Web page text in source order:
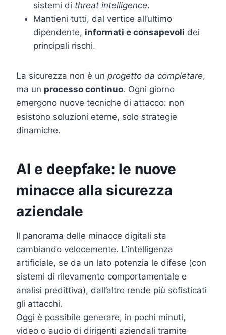
sistemi di threat intelligence.
Mantieni tutti, dal vertice all’ultimo
dipendente, informati e consapevoli dei
principali rischi.
La sicurezza non è un progetto da completare,
ma un processo continuo. Ogni giorno
emergono nuove tecniche di attacco: non
esistono soluzioni eterne, solo strategie
dinamiche.
AI e deepfake: le nuove
minacce alla sicurezza
aziendale
Il panorama delle minacce digitali sta
cambiando velocemente. L’intelligenza
artificiale, se da un lato potenzia le difese (con
sistemi di rilevamento comportamentale e
analisi predittiva), dall’altro rende più sofisticati
gli attacchi.
Oggi è possibile generare, in pochi minuti,
video o audio di dirigenti aziendali tramite